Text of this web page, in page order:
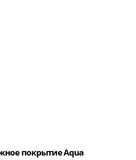
покрытие Aqua